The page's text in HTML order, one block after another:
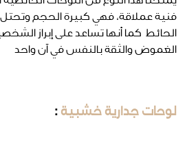
فنية عملاقة، فهي كبيرة الحجم
الحائط كما أنها تساعد على إبراز
الغموض والثقة بالنفس في آن واحد
لوحات جدارية خشبية :